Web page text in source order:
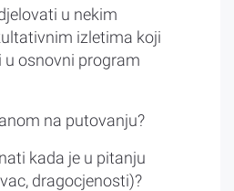
u nekim
izletima koji
u osnovni program
na putovanju?
kada je u pitanju
dragocjenosti)?